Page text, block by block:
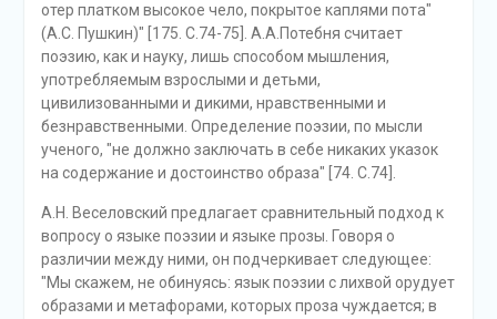
отер платком высокое чело, покрытое каплями пота"
(А.С. Пушкин)" [175. С.74-75]. А.А.Потебня считает
поэзию, как и науку, лишь способом мышления,
употребляемым взрослыми и детьми,
цивилизованными и дикими, нравственными и
безнравственными. Определение поэзии, по мысли
ученого, "не должно заключать в себе никаких указок
на содержание и достоинство образа" [74. С.74].
А.Н. Веселовский предлагает сравнительный подход к
вопросу о языке поэзии и языке прозы. Говоря о
различии между ними, он подчеркивает следующее:
"Мы скажем, не обинуясь: язык поэзии с лихвой орудует
образами и метафорами, которых проза чуждается; в